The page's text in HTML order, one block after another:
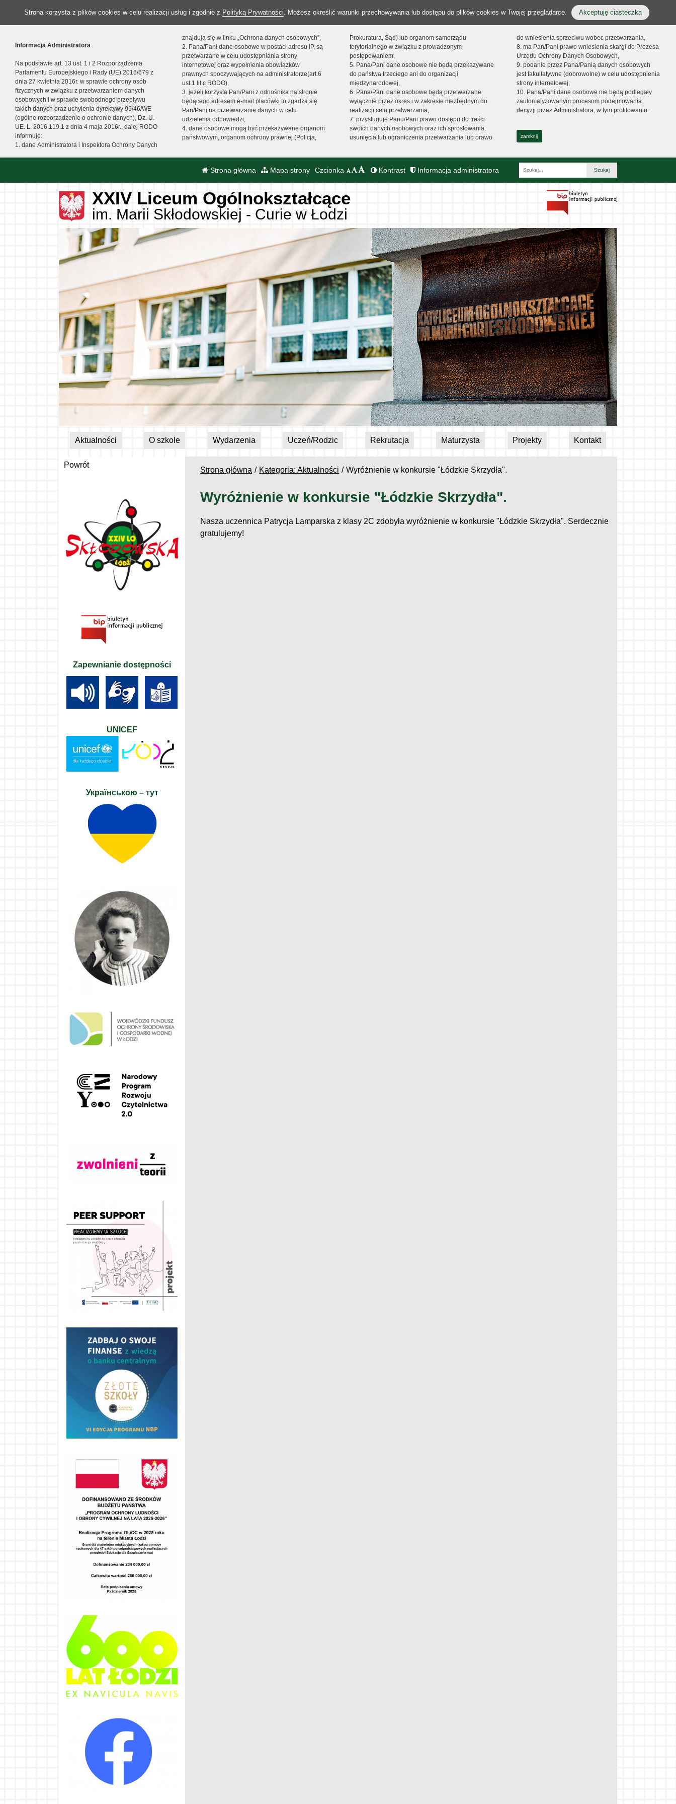
Strona korzysta z plików cookies w celu realizacji usług i zgodnie z Polityką Prywatności. Możesz określić warunki przechowywania lub dostępu do plików cookies w Twojej przeglądarce. Akceptuję ciasteczka
Informacja Administratora
Na podstawie art. 13 ust. 1 i 2 Rozporządzenia
Parlamentu Europejskiego i Rady (UE) 2016/679 z
dnia 27 kwietnia 2016r. w sprawie ochrony osób
fizycznych w związku z przetwarzaniem danych
osobowych i w sprawie swobodnego przepływu
takich danych oraz uchylenia dyrektywy 95/46/WE
(ogólne rozporządzenie o ochronie danych), Dz. U.
UE. L. 2016.119.1 z dnia 4 maja 2016r., dalej RODO
informuję:
1. dane Administratora i Inspektora Ochrony Danych
znajdują się w linku „Ochrona danych osobowych”,
2. Pana/Pani dane osobowe w postaci adresu IP, są
przetwarzane w celu udostępniania strony
internetowej oraz wypełnienia obowiązków
prawnych spoczywających na administratorze(art.6
ust.1 lit.c RODO),
3. jeżeli korzysta Pan/Pani z odnośnika na stronie
będącego adresem e-mail placówki to zgadza się
Pan/Pani na przetwarzanie danych w celu
udzielenia odpowiedzi,
4. dane osobowe mogą być przekazywane organom
państwowym, organom ochrony prawnej (Policja,
Prokuratura, Sąd) lub organom samorządu
terytorialnego w związku z prowadzonym
postępowaniem,
5. Pana/Pani dane osobowe nie będą przekazywane
do państwa trzeciego ani do organizacji
międzynarodowej,
6. Pana/Pani dane osobowe będą przetwarzane
wyłącznie przez okres i w zakresie niezbędnym do
realizacji celu przetwarzania,
7. przysługuje Panu/Pani prawo dostępu do treści
swoich danych osobowych oraz ich sprostowania,
usunięcia lub ograniczenia przetwarzania lub prawo
do wniesienia sprzeciwu wobec przetwarzania,
8. ma Pan/Pani prawo wniesienia skargi do Prezesa
Urzędu Ochrony Danych Osobowych,
9. podanie przez Pana/Panią danych osobowych
jest fakultatywne (dobrowolne) w celu udostępnienia
strony internetowej,
10. Pana/Pani dane osobowe nie będą podlegały
zautomatyzowanym procesom podejmowania
decyzji przez Administratora, w tym profilowaniu.
zamknij
Strona główna Mapa strony Czcionka Kontrast Informacja administratora
Fraza
XXIV Liceum Ogólnokształcące
im. Marii Skłodowskiej - Curie w Łodzi
Aktualności O szkole Wydarzenia Uczeń/Rodzic Rekrutacja Maturzysta Projekty Kontakt
Strona główna Kategoria: Aktualności Wyróżnienie w konkursie "Łódzkie Skrzydła".
Wyróżnienie w konkursie "Łódzkie Skrzydła".
Nasza uczennica Patrycja Lamparska z klasy 2C zdobyła wyróżnienie w konkursie "Łódzkie Skrzydła". Serdecznie
gratulujemy!
Powrót
Zapewnianie dostępności
UNICEF
Українською – тут